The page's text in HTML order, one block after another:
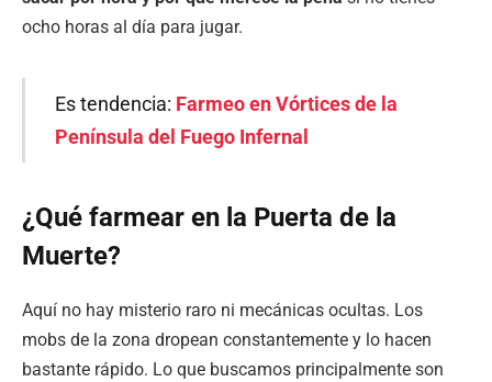
ocho horas al día para jugar.
Es tendencia: Farmeo en Vórtices de la
Península del Fuego Infernal
¿Qué farmear en la Puerta de la
Muerte?
Aquí no hay misterio raro ni mecánicas ocultas. Los
mobs de la zona dropean constantemente y lo hacen
bastante rápido. Lo que buscamos principalmente son